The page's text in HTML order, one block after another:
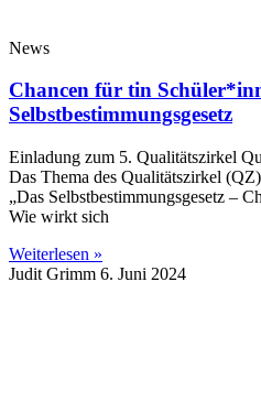
News
Chancen für tin
Selbstbestimmungsgesetz
Einladung zum 5. Qualitätszirkel
Das Thema des Qualitätszirkel
„Das Selbstbestimmungsgesetz –
Wie wirkt sich
Weiterlesen »
Judit Grimm 6. Juni 2024